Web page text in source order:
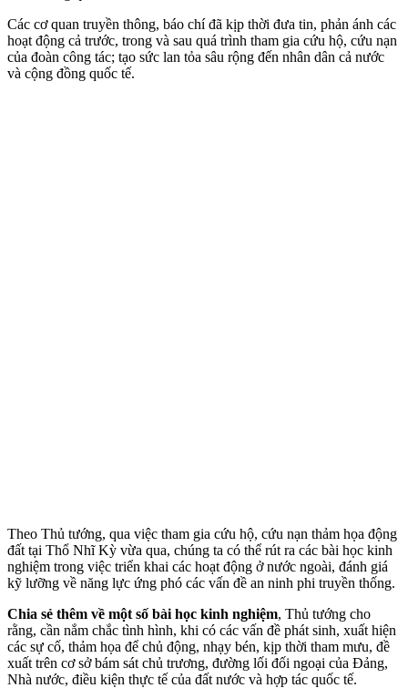
Các cơ quan truyền thông, báo chí đã kịp thời đưa tin, phản ánh các
hoạt động cả trước, trong và sau quá trình tham gia cứu hộ, cứu nạn
của đoàn công tác; tạo sức lan tỏa sâu rộng đến nhân dân cả nước
và cộng đồng quốc tế.
Theo Thủ tướng, qua việc tham gia cứu hộ, cứu nạn thảm họa động
đất tại Thổ Nhĩ Kỳ vừa qua, chúng ta có thể rút ra các bài học kinh
nghiệm trong việc triển khai các hoạt động ở nước ngoài, đánh giá
kỹ lưỡng về năng lực ứng phó các vấn đề an ninh phi truyền thống.
Chia sẻ thêm về một số bài học kinh nghiệm, Thủ tướng cho
rằng, cần nắm chắc tình hình, khi có các vấn đề phát sinh, xuất hiện
các sự cố, thảm họa để chủ động, nhạy bén, kịp thời tham mưu, đề
xuất trên cơ sở bám sát chủ trương, đường lối đối ngoại của Đảng,
Nhà nước, điều kiện thực tế của đất nước và hợp tác quốc tế.